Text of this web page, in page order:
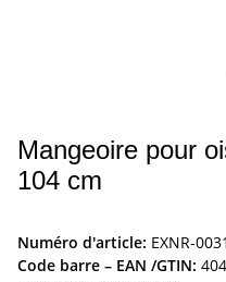
Mangeoire pour
104 cm
Numéro d'article: EXNR-
Code barre – EAN /GTIN: